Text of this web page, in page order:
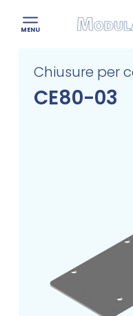
content
MENU
Chiusure per
CE80-03